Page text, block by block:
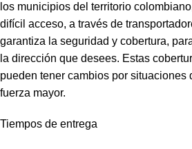
los municipios del territorio
difícil acceso, a través de
garantiza la seguridad y cobertura,
la dirección que desees. Estas
pueden tener cambios por situaciones
fuerza mayor.
Tiempos de entrega